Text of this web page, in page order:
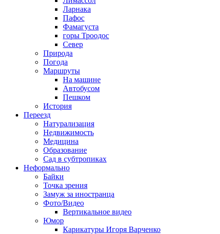
Ларнака
Пафос
Фамагуста
горы Троодос
Север
Природа
Погода
Маршруты
На машине
Автобусом
Пешком
История
Переезд
Натурализация
Недвижимость
Медицина
Образование
Сад в субтропиках
Неформально
Байки
Точка зрения
Замуж за иностранца
Фото/Видео
Вертикальное видео
Юмор
Карикатуры Игоря Варченко